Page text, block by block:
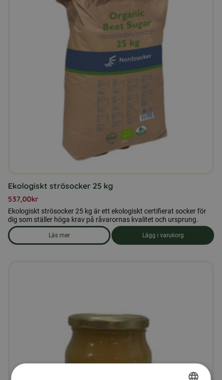
Ekologiskt strösocker 25 kg
537,00kr
Ekologiskt strösocker 25 kg är ett ekologiskt certifierat socker för
dig som ställer höga krav på råvarornas kvalitet och ursprung.
Läs mer
om produkten Ekologiskt strösocker 25 kg
Lägg i varukorg